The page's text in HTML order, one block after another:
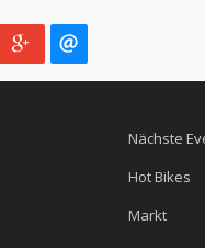
Nächste
Hot Bikes
Markt